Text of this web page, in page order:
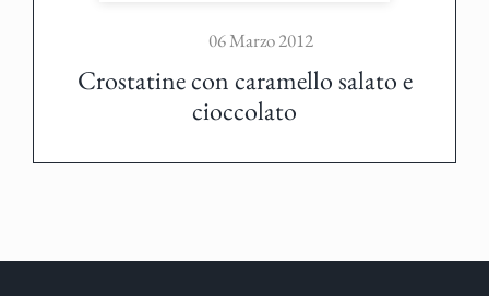
06 Marzo 2012
Crostatine con caramello salato e
cioccolato